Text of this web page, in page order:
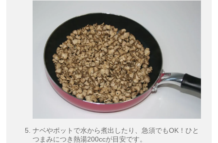
ナベやポットで水から煮出したり、急須でもOK！ひと
つまみにつき熱湯200ccが目安です。